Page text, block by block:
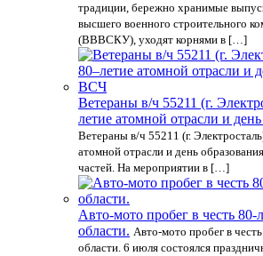
традиции, бережно хранимые
высшего военного строительного
(ВВВСКУ), уходят корнями в […]
Ветераны в/ч 55211 (г.
летие атомной отрасли и
Ветераны в/ч 55211 (г.
атомной отрасли и день
частей. На мероприятии в […]
Авто-мото пробег в честь 80-
области. Авто-мото пробег в
области. 6 июля состоялся